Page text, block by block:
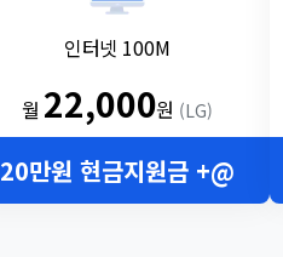
인터넷 100M
월 22,000원 (LG)
20만원 현금지원금 +@